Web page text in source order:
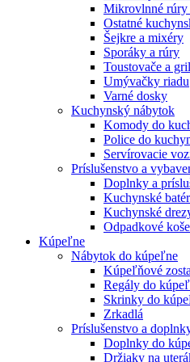
Mikrovlnné rúry
Ostatné
Šejkre a mixéry
Sporáky a rúry
Toustovače a
Umývačky riadu
Varné dosky
Kuchynský nábytok
Komody do
Police do
Servírovacie
Príslušenstvo a
Doplnky a
Kuchynské
Kuchynské
Odpadkové
Kúpeľne
Nábytok do kúpeľne
Kúpeľňové
Regály do
Skrinky do
Zrkadlá
Príslušenstvo a
Doplnky do
Držiaky na